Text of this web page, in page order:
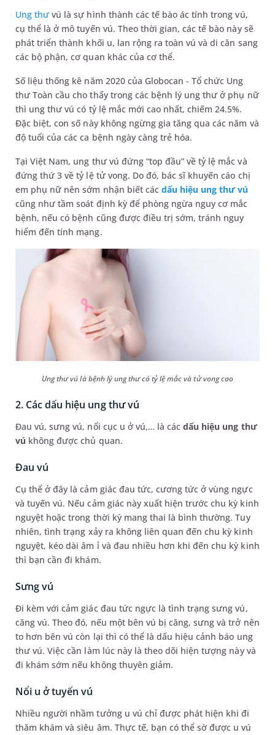
Ung thư vú là sự hình thành các tế bào ác tính trong vú,
cụ thể là ở mô tuyến vú. Theo thời gian, các tế bào này sẽ
phát triển thành khối u, lan rộng ra toàn vú và di căn sang
các bộ phận, cơ quan khác của cơ thể.
Số liệu thống kê năm 2020 của Globocan - Tổ chức Ung
thư Toàn cầu cho thấy trong các bệnh lý ung thư ở phụ nữ
thì ung thư vú có tỷ lệ mắc mới cao nhất, chiếm 24.5%.
Đặc biệt, con số này không ngừng gia tăng qua các năm và
độ tuổi của các ca bệnh ngày càng trẻ hóa.
Tại Việt Nam, ung thư vú đứng “top đầu” về tỷ lệ mắc và
đứng thứ 3 về tỷ lệ tử vong. Do đó, bác sĩ khuyến cáo chị
em phụ nữ nên sớm nhận biết các dấu hiệu ung thư vú
cũng như tầm soát định kỳ để phòng ngừa nguy cơ mắc
bệnh, nếu có bệnh cũng được điều trị sớm, tránh nguy
hiểm đến tính mạng.
Ung thư vú là bệnh lý ung thư có tỷ lệ mắc và tử vong cao
2. Các dấu hiệu ung thư vú
Đau vú, sưng vú, nổi cục u ở vú,… là cácdấu hiệu ung thư
vú không được chủ quan.
Đau vú
Cụ thể ở đây là cảm giác đau tức, cương tức ở vùng ngực
và tuyến vú. Nếu cảm giác này xuất hiện trước chu kỳ kinh
nguyệt hoặc trong thời kỳ mang thai là bình thường. Tuy
nhiên, tình trạng xảy ra không liên quan đến chu kỳ kinh
nguyệt, kéo dài âm ỉ và đau nhiều hơn khi đến chu kỳ kinh
thì bạn cần đi khám.
Sưng vú
Đi kèm với cảm giác đau tức ngực là tình trạng sưng vú,
căng vú. Theo đó, nếu một bên vú bị căng, sưng và trở nên
to hơn bên vú còn lại thì có thể là dấu hiệu cảnh báo ung
thư vú. Việc cần làm lúc này là theo dõi hiện tượng này và
đi khám sớm nếu không thuyên giảm.
Nổi u ở tuyến vú
Nhiều người nhầm tưởng u vú chỉ được phát hiện khi đi
thăm khám và siêu âm. Thực tế, bạn có thể sờ được u vú